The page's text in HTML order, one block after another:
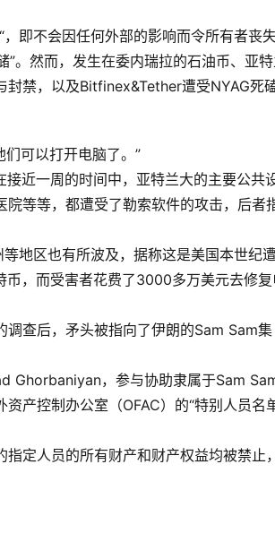
即不会因任何外部的影响而令所有者丧
”。然而，发生在委内瑞拉的石油币、亚
禁，以及Bitfinex&Tether遭受NYAG死
可以打开电脑了。”
近一周的时间中，亚特兰大的主要公共
等等，都遭受了勒索软件的攻击，后者
地区也有所波及，据称这是美国本世纪
，而受害者花费了3000多万美元去修
调查后，矛头被指向了伊朗的Sam Sam集
Ghorbaniyan，参与协助隶属于Sam
产控制办公室（OFAC）的“特别人员名
定人员的所有财产和财产权益均被禁止